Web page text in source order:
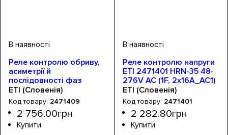
Реле контролю обриву,
асиметрії й
послідовності фаз
PZAK-1 2471409
ETI (Словенія)
2471409
2 756.00грн
Реле контролю напруги
ETI 2471401 HRN-35 48-
276V AC (1F, 2x16A_AC1)
ETI (Словенія)
2471401
2 282.80грн